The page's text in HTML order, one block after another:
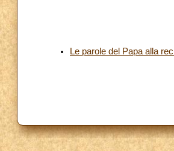
Le parole del Papa alla